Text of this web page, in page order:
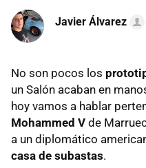
Javier Álvarez
No son pocos los
un Salón acaban en
hoy vamos a hablar
Mohammed V de
a un diplomático
casa de subastas.